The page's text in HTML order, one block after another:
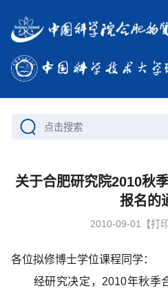
点击搜索
关于合肥研究院2010秋
报名的
2010-09-01 【打
各位拟修博士学位课程同学：
经研究决定，2010年秋季